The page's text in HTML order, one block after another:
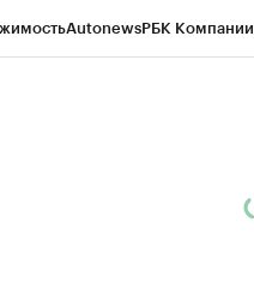
AutonewsРБК Компании